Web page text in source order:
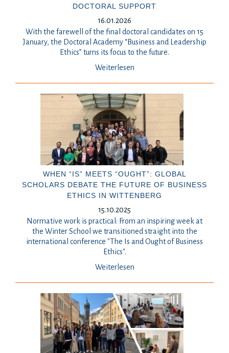
DOCTORAL SUPPORT
16.01.2026
With the farewell of the final doctoral candidates on 15
January, the Doctoral Academy “Business and Leadership
Ethics” turns its focus to the future.
Weiterlesen
WHEN “IS” MEETS “OUGHT”: GLOBAL
SCHOLARS DEBATE THE FUTURE OF BUSINESS
ETHICS IN WITTENBERG
15.10.2025
Normative work is practical: From an inspiring week at
the Winter School we transitioned straight into the
international conference "The Is and Ought of Business
Ethics".
Weiterlesen